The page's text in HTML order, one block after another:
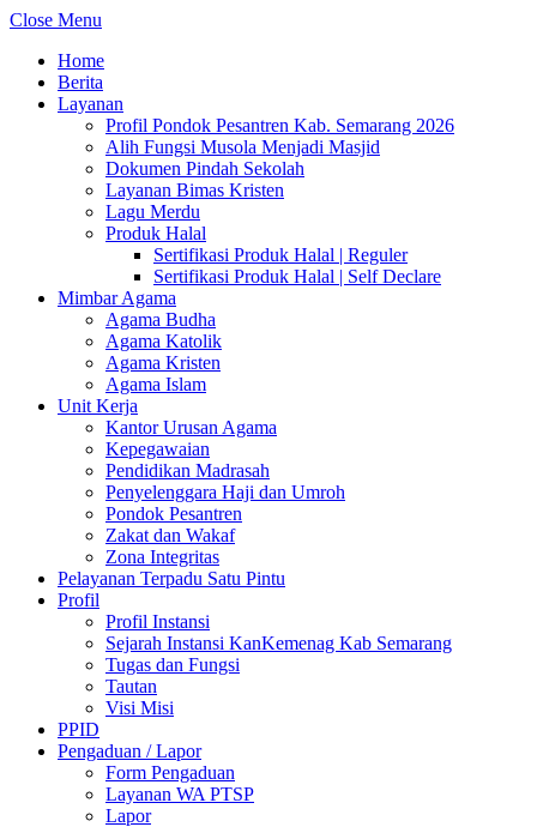
Close Menu
Home
Berita
Layanan
Profil Pondok Pesantren Kab. Semarang 2026
Alih Fungsi Musola Menjadi Masjid
Dokumen Pindah Sekolah
Layanan Bimas Kristen
Lagu Merdu
Produk Halal
Sertifikasi Produk Halal | Reguler
Sertifikasi Produk Halal | Self Declare
Mimbar Agama
Agama Budha
Agama Katolik
Agama Kristen
Agama Islam
Unit Kerja
Kantor Urusan Agama
Kepegawaian
Pendidikan Madrasah
Penyelenggara Haji dan Umroh
Pondok Pesantren
Zakat dan Wakaf
Zona Integritas
Pelayanan Terpadu Satu Pintu
Profil
Profil Instansi
Sejarah Instansi KanKemenag Kab Semarang
Tugas dan Fungsi
Tautan
Visi Misi
PPID
Pengaduan / Lapor
Form Pengaduan
Layanan WA PTSP
Lapor